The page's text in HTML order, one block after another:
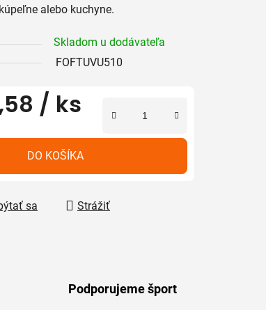
alebo kuchyne.
Skladom u dodávateľa
FOFTUVU510
/ ks
DO KOŠÍKA
sa
Strážiť
Podporujeme šport